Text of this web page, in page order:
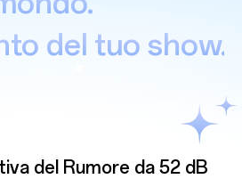
del tuo show.
del Rumore da 52 dB